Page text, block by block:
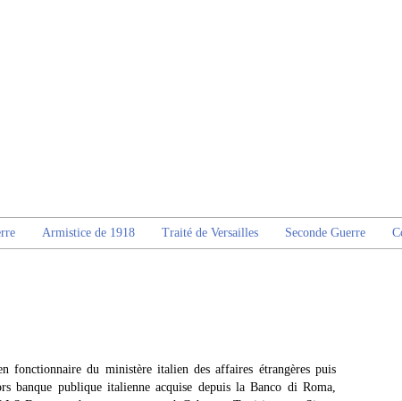
Armistice de 1918 Traité de Versailles Seconde Guerre
fonctionnaire du ministère italien des affaires étrangères puis
banque publique italienne acquise depuis la Banco di Roma,